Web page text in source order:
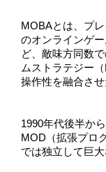
MOBAとは、プ
のオンラインゲ
ど、敵味方同数
ムストラテジー
操作性を融合させ
1990年代後半か
MOD（拡張プロ
では独立して巨